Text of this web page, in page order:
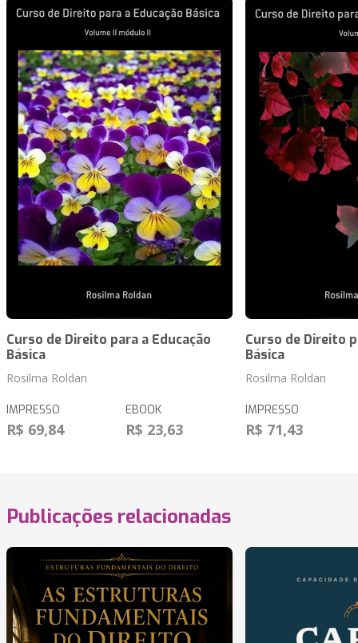
Curso de Direito para a Educação
Básica
Rosilma Roldan
IMPRESSO
R$ 69,84
EBOOK
R$ 23,63
Curso de Direito
Básica
Rosilma Roldan
IMPRESSO
R$ 71,43
Publicações relacionadas